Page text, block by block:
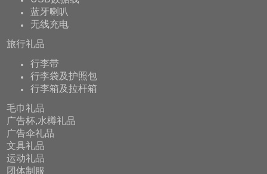
蓝牙喇叭
无线充电
旅行礼品
行李带
行李袋及护照包
行李箱及拉杆箱
毛巾礼品
广告杯,水樽礼品
广告伞礼品
文具礼品
运动礼品
团体制服